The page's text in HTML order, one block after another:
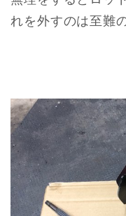
れを外すのは至難